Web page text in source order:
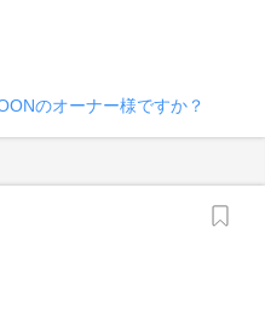
のオーナー様ですか？